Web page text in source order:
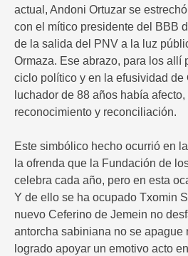
actual, Andoni Ortuzar se
con el mítico presidente del BBB
de la salida del PNV a la luz
Ormaza. Ese abrazo, para los allí
ciclo político y en la efusividad de
luchador de 88 años había
reconocimiento y reconciliación.
Este simbólico hecho ocurrió en
la ofrenda que la Fundación de
celebra cada año, pero en esta
Y de ello se ha ocupado Txomin
nuevo Ceferino de Jemein no
antorcha sabiniana no se apague
logrado apoyar un emotivo acto